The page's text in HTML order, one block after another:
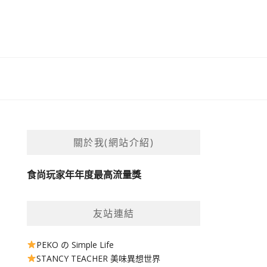
關於我(網站介紹)
食尚玩家年年度最高流量獎
友站連結
PEKO の Simple Life
STANCY TEACHER 美味異想世界